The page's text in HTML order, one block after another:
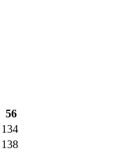
56
134
138